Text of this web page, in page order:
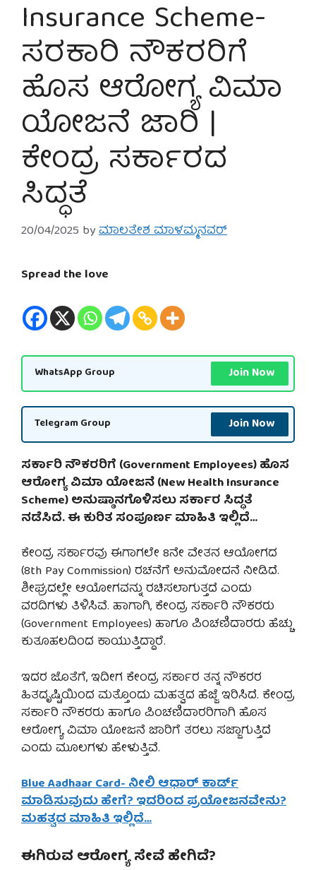
Insurance Scheme-
ಸರಕಾರಿ ನೌಕರರಿಗೆ
ಹೊಸ ಆರೋಗ್ಯ ವಿಮಾ
ಯೋಜನೆ ಜಾರಿ |
ಕೇಂದ್ರ ಸರ್ಕಾರದ
ಸಿದ್ಧತೆ
20/04/2025 byಮಾಲತೇಶ ಮಾಳಮ್ಮನವರ್
Spread the love
WhatsApp Group Join Now
Telegram Group Join Now
ಸರ್ಕಾರಿ ನೌಕರರಿಗೆ (Government Employees) ಹೊಸ
ಆರೋಗ್ಯ ವಿಮಾ ಯೋಜನೆ (New Health Insurance
Scheme) ಅನುಷ್ಠಾನಗೊಳಿಸಲು ಸರ್ಕಾರ ಸಿದ್ಧತೆ
ನಡೆಸಿದೆ. ಈ ಕುರಿತ ಸಂಪೂರ್ಣ ಮಾಹಿತಿ ಇಲ್ಲಿದೆ…
ಕೇಂದ್ರ ಸರ್ಕಾರವು ಈಗಾಗಲೇ 8ನೇ ವೇತನ ಆಯೋಗದ
(8th Pay Commission) ರಚನೆಗೆ ಅನುಮೋದನೆ ನೀಡಿದೆ.
ಶೀಘ್ರದಲ್ಲೇ ಆಯೋಗವನ್ನು ರಚಿಸಲಾಗುತ್ತದೆ ಎಂದು
ವರದಿಗಳು ತಿಳಿಸಿವೆ. ಹಾಗಾಗಿ, ಕೇಂದ್ರ ಸರ್ಕಾರಿ ನೌಕರರು
(Government Employees) ಹಾಗೂ ಪಿಂಚಣಿದಾರರು ಹೆಚ್ಚು
ಕುತೂಹಲದಿಂದ ಕಾಯುತ್ತಿದ್ದಾರೆ.
ಇದರ ಜೊತೆಗೆ, ಇದೀಗ ಕೇಂದ್ರ ಸರ್ಕಾರ ತನ್ನ ನೌಕರರ
ಹಿತದೃಷ್ಟಿಯಿಂದ ಮತ್ತೊಂದು ಮಹತ್ವದ ಹೆಜ್ಜೆ ಇರಿಸಿದೆ. ಕೇಂದ್ರ
ಸರ್ಕಾರಿ ನೌಕರರು ಹಾಗೂ ಪಿಂಚಣಿದಾರರಿಗಾಗಿ ಹೊಸ
ಆರೋಗ್ಯ ವಿಮಾ ಯೋಜನೆ ಜಾರಿಗೆ ತರಲು ಸಜ್ಜಾಗುತ್ತಿದೆ
ಎಂದು ಮೂಲಗಳು ಹೇಳುತ್ತಿವೆ.
Blue Aadhaar Card- ನೀಲಿ ಆಧಾರ್ ಕಾರ್ಡ್
ಮಾಡಿಸುವುದು ಹೇಗೆ? ಇದರಿಂದ ಪ್ರಯೋಜನವೇನು?
ಮಹತ್ವದ ಮಾಹಿತಿ ಇಲ್ಲಿದೆ…
ಈಗಿರುವ ಆರೋಗ್ಯ ಸೇವೆ ಹೇಗಿದೆ?